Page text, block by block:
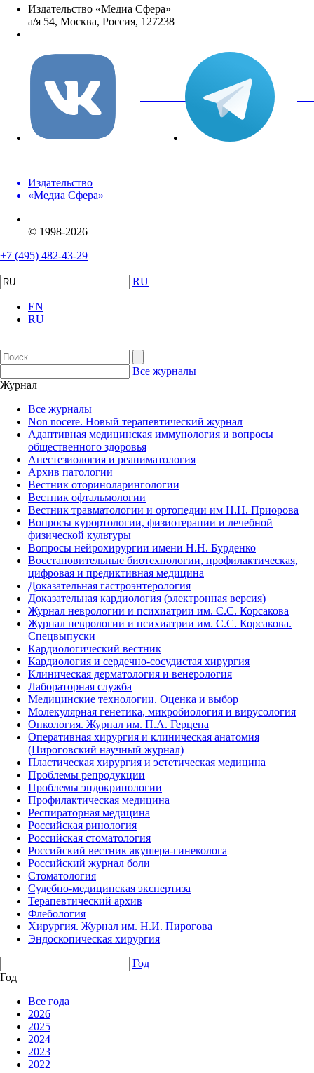
Издательство «Медиа Сфера»
а/я 54, Москва, Россия, 127238
вКонтакте
Издательство
«Медиа Сфера»
© 1998-2026
+7 (495) 482-43-29
RU
EN
RU
Все журналы
Журнал
Все журналы
Non nocere. Новый терапевтический журнал
Адаптивная медицинская иммунология и вопросы
общественного здоровья
Анестезиология и реаниматология
Архив патологии
Вестник оториноларингологии
Вестник офтальмологии
Вестник травматологии и ортопедии им Н.Н. Приорова
Вопросы курортологии, физиотерапии и лечебной
физической культуры
Вопросы нейрохирургии имени Н.Н. Бурденко
Восстановительные биотехнологии, профилактическая,
цифровая и предиктивная медицина
Доказательная гастроэнтерология
Доказательная кардиология (электронная версия)
Журнал неврологии и психиатрии им. С.С. Корсакова
Журнал неврологии и психиатрии им. С.С. Корсакова.
Спецвыпуски
Кардиологический вестник
Кардиология и сердечно-сосудистая хирургия
Клиническая дерматология и венерология
Лабораторная служба
Медицинские технологии. Оценка и выбор
Молекулярная генетика, микробиология и вирусология
Онкология. Журнал им. П.А. Герцена
Оперативная хирургия и клиническая анатомия
(Пироговский научный журнал)
Пластическая хирургия и эстетическая медицина
Проблемы репродукции
Проблемы эндокринологии
Профилактическая медицина
Респираторная медицина
Российская ринология
Российская стоматология
Российский вестник акушера-гинеколога
Российский журнал боли
Стоматология
Судебно-медицинская экспертиза
Терапевтический архив
Флебология
Хирургия. Журнал им. Н.И. Пирогова
Эндоскопическая хирургия
Год
Год
Все года
2026
2025
2024
2023
2022